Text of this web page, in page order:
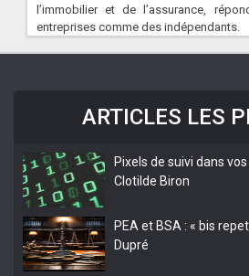
l’immobilier et de l’assurance,
entreprises comme des indépendants.
ARTICLES LES
Pixels de suivi dans vos
Clotilde Biron
PEA et BSA : « bis
Dupré